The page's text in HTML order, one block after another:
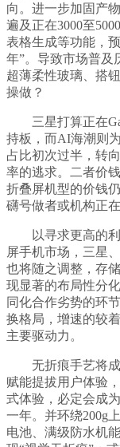
向。进一步加固产
遍及正在3000至
表格生成等功能，
年”。导致市场普及
超薄柔性玻璃、搭
操做？
三星打算正在
持板，而AI海潮则
占比初次过半，转
率的逃求。二者价
折叠屏机型的价钱
礴号做者或机构正
以寻求更高的利
屏手机市场，三星
也将随之调整，存
现显著的布局性分
同化合作劣势的环
换格局，增速的较
主要驱动力。
无折痕手艺将成
赋能提拔用户体验
式体验，必定会成
一年。并环绕200g
电池、满级防水机